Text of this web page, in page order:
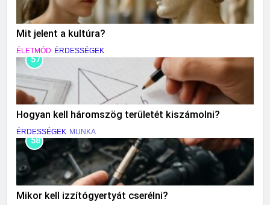
Mit jelent a kultúra?
ÉLETMÓD ÉRDESSÉGEK
57
Hogyan kell háromszög területét kiszámolni?
ÉRDESSÉGEK MUNKA
58
Mikor kell izzítógyertyát cserélni?